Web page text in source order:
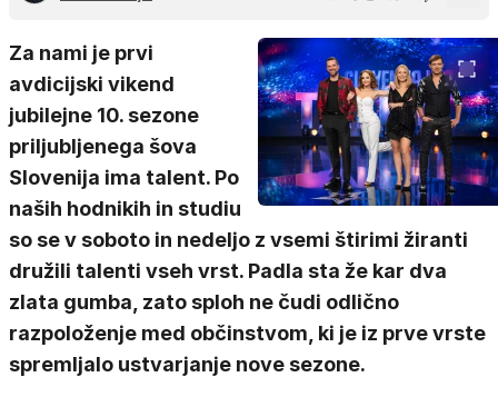
Za nami je prvi
avdicijski vikend
jubilejne 10. sezone
priljubljenega šova
Slovenija ima talent. Po
naših hodnikih in studiu
so se v soboto in nedeljo z vsemi štirimi žiranti
družili talenti vseh vrst. Padla sta že kar dva
zlata gumba, zato sploh ne čudi odlično
razpoloženje med občinstvom, ki je iz prve vrste
spremljalo ustvarjanje nove sezone.